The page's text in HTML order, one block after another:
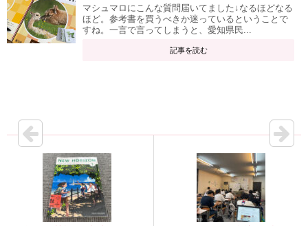
マシュマロにこんな質問届いてました↓なるほどなる
ほど。参考書を買うべきか迷っているということで
すね。一言で言ってしまうと、愛知県民...
記事を読む